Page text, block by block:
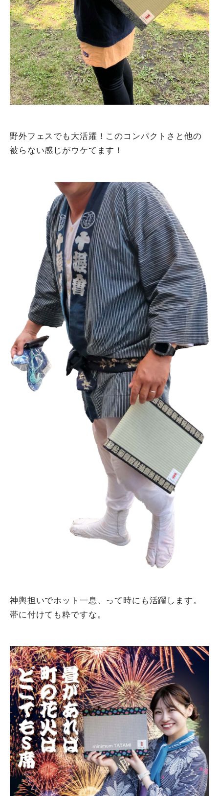
野外フェスでも大活躍！このコンパクトさと他の
被らない感じがウケてます！
神輿担いでホット一息、って時にも活躍します。
帯に付けても粋ですな。